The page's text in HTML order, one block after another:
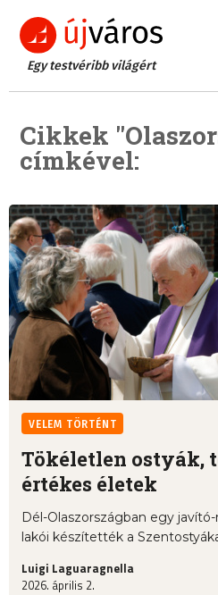
Egy testvéribb világért
Cikkek
címkével:
VELEM TÖRTÉNT
Tökéletlen ostyák,
értékes életek
Dél-Olaszországban egy
lakói készítették a
Luigi Laguaragnella
2026. április 2.